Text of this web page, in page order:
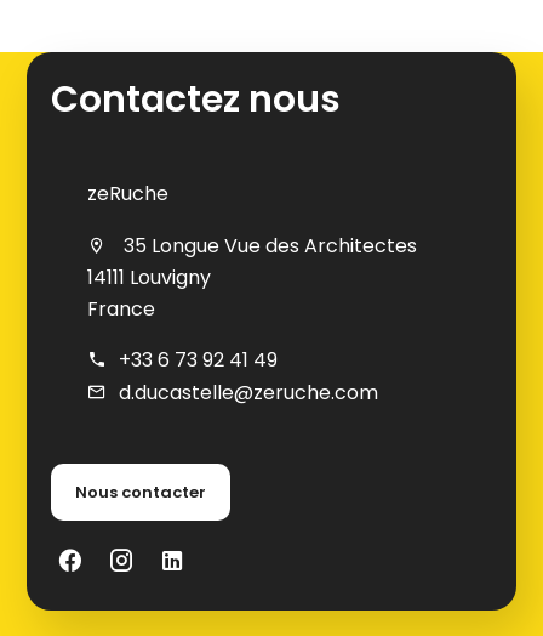
+
Contactez nous
zeRuche
35 Longue Vue des Architectes
14111 Louvigny
France
+33 6 73 92 41 49
d.ducastelle@zeruche.com
Nous contacter